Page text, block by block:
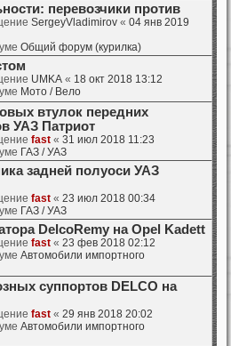
перевозчики против
SergeyVladimirov « 04 янв 2019
Общий форум (курилка)
UMKA « 18 окт 2018 13:12
Мото / Вело
втулок передних
УАЗ Патриот
fast « 31 июл 2018 11:23
ГАЗ / УАЗ
задней полуоси УАЗ
fast « 23 июл 2018 00:34
ГАЗ / УАЗ
DelcoRemy на Opel Kadett
fast « 23 фев 2018 02:12
Автомобили импортного
суппортов DELCO на
fast « 29 янв 2018 20:02
Автомобили импортного